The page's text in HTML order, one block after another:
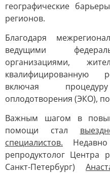
географические
регионов.
Благодаря
ведущими
организациями,
квалифицированную
включая процедуру
оплодотворения (ЭКО),
Важным шагом в
помощи стал
специалистов. Недавно
репродуктолог Центра
Санкт-Петербург)